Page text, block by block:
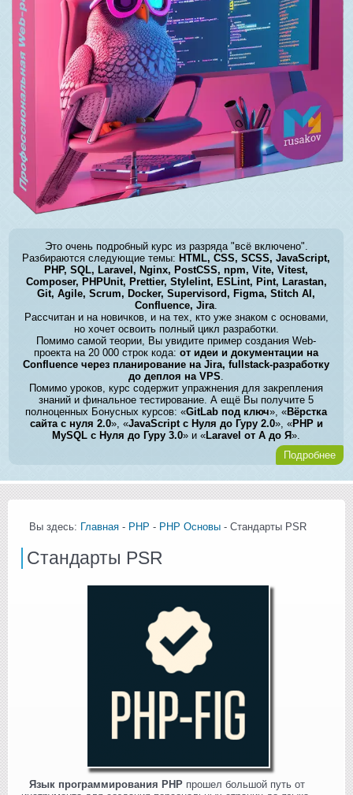
Это очень подробный курс из разряда "всё включено".
Разбираются следующие темы: HTML, CSS, SCSS, JavaScript,
PHP, SQL, Laravel, Nginx, PostCSS, npm, Vite, Vitest,
Composer, PHPUnit, Prettier, Stylelint, ESLint, Pint, Larastan,
Git, Agile, Scrum, Docker, Supervisord, Figma, Stitch AI,
Confluence, Jira.
Рассчитан и на новичков, и на тех, кто уже знаком с основами,
но хочет освоить полный цикл разработки.
Помимо самой теории, Вы увидите пример создания Web-
проекта на 20 000 строк кода:от идеи и документации на
Confluence через планирование на Jira, fullstack-разработку
до деплоя на VPS.
Помимо уроков, курс содержит упражнения для закрепления
знаний и финальное тестирование. А ещё Вы получите 5
полноценных Бонусных курсов: «GitLab под ключ», «Вёрстка
сайта с нуля 2.0», «JavaScript с Нуля до Гуру 2.0», «PHP и
MySQL с Нуля до Гуру 3.0» и «Laravel от А до Я».
Подробнее
Вы здесь: Главная - PHP - PHP Основы - Стандарты PSR
Стандарты PSR
Язык программирования PHP прошел большой путь от